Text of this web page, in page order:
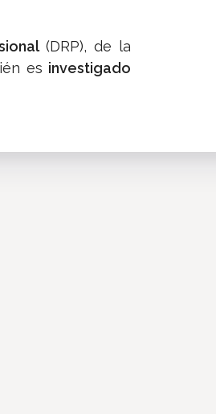
(DRP), de la
es investigado